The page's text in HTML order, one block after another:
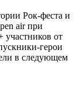
Рок-феста и
air при
участников от
герои
в следующем